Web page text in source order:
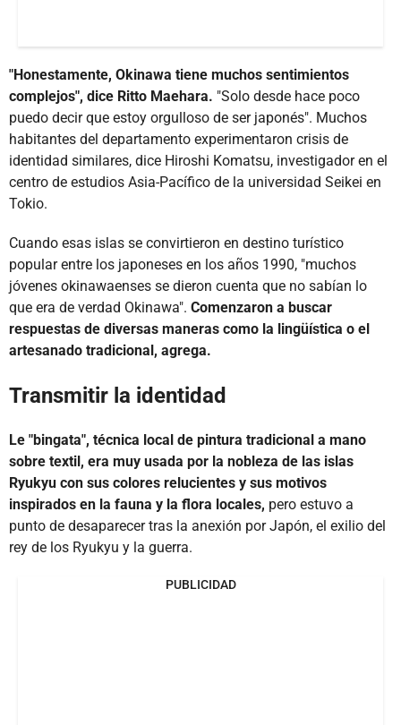
"Honestamente, Okinawa tiene muchos sentimientos
complejos", dice Ritto Maehara. "Solo desde hace poco
puedo decir que estoy orgulloso de ser japonés". Muchos
habitantes del departamento experimentaron crisis de
identidad similares, dice Hiroshi Komatsu, investigador en el
centro de estudios Asia-Pacífico de la universidad Seikei en
Tokio.
Cuando esas islas se convirtieron en destino turístico
popular entre los japoneses en los años 1990, "muchos
jóvenes okinawaenses se dieron cuenta que no sabían lo
que era de verdad Okinawa". Comenzaron a buscar
respuestas de diversas maneras como la lingüística o el
artesanado tradicional, agrega.
Transmitir la identidad
Le "bingata", técnica local de pintura tradicional a mano
sobre textil, era muy usada por la nobleza de las islas
Ryukyu con sus colores relucientes y sus motivos
inspirados en la fauna y la flora locales, pero estuvo a
punto de desaparecer tras la anexión por Japón, el exilio del
rey de los Ryukyu y la guerra.
PUBLICIDAD